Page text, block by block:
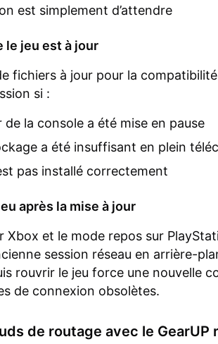
est simplement d’attendre
le jeu est à jour
fichiers à jour pour la
si :
de la console a été mise en pause
a été insuffisant en plein
pas installé correctement
après la mise à jour
Xbox et le mode repos sur
session réseau en arrière-
rouvrir le jeu force une nouvelle
de connexion obsolètes.
de routage avec le GearUP